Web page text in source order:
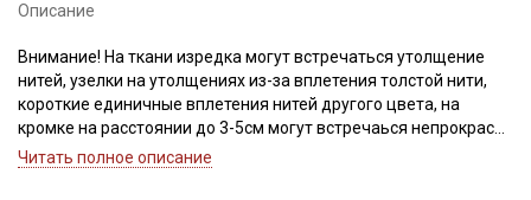
Описание
Внимание! На ткани изредка могут встречаться утолщение
нитей, узелки на утолщениях из-за вплетения толстой нити,
короткие единичные вплетения нитей другого цвета, на
кромке на расстоянии до 3-5см могут встречаься непрокрасы.
Просим учитывать это при заказе.
Читать полное описание